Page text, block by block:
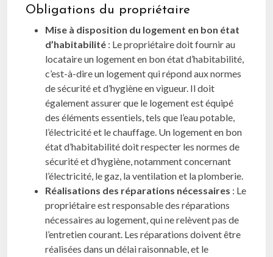
Obligations du propriétaire
Mise à disposition du logement en bon état
d’habitabilité : Le propriétaire doit fournir au
locataire un logement en bon état d’habitabilité,
c’est-à-dire un logement qui répond aux normes
de sécurité et d’hygiène en vigueur. Il doit
également assurer que le logement est équipé
des éléments essentiels, tels que l’eau potable,
l’électricité et le chauffage. Un logement en bon
état d’habitabilité doit respecter les normes de
sécurité et d’hygiène, notamment concernant
l’électricité, le gaz, la ventilation et la plomberie.
Réalisations des réparations nécessaires : Le
propriétaire est responsable des réparations
nécessaires au logement, qui ne relèvent pas de
l’entretien courant. Les réparations doivent être
réalisées dans un délai raisonnable, et le